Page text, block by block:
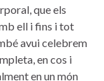
que els
ell i fins i tot
avui celebrem
en cos i
en un món